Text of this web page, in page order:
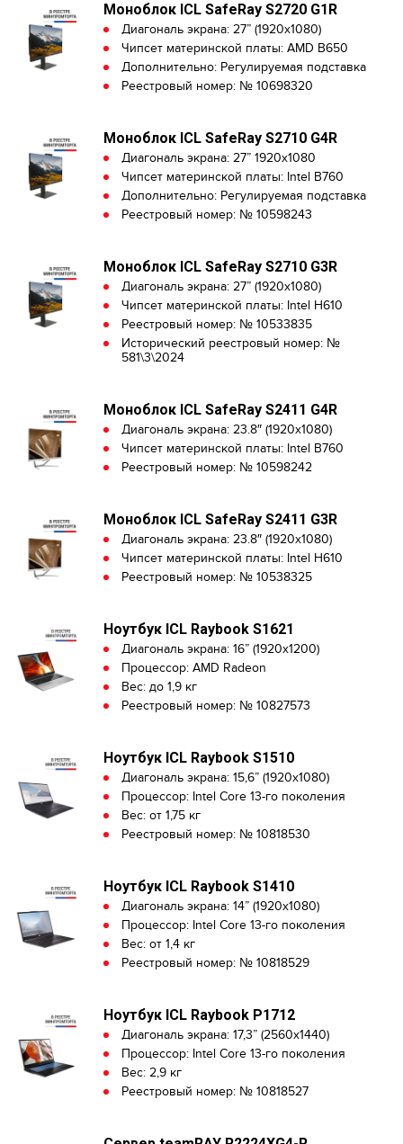
Моноблок ICL SafeRay S2720 G1R
Диагональ экрана: 27” (1920x1080)
Чипсет материнской платы: AMD B650
Дополнительно: Регулируемая подставка
Реестровый номер: № 10698320
Моноблок ICL SafeRay S2710 G4R
Диагональ экрана: 27” 1920x1080
Чипсет материнской платы: Intel B760
Дополнительно: Регулируемая подставка
Реестровый номер: № 10598243
Моноблок ICL SafeRay S2710 G3R
Диагональ экрана: 27” (1920x1080)
Чипсет материнской платы: Intel H610
Реестровый номер: № 10533835
Исторический реестровый номер: №
581\3\2024
Моноблок ICL SafeRay S2411 G4R
Диагональ экрана: 23.8″ (1920х1080)
Чипсет материнской платы: Intel B760
Реестровый номер: № 10598242
Моноблок ICL SafeRay S2411 G3R
Диагональ экрана: 23.8″ (1920х1080)
Чипсет материнской платы: Intel H610
Реестровый номер: № 10538325
Ноутбук ICL Raybook S1621
Диагональ экрана: 16” (1920x1200)
Процессор: AMD Radeon
Вес: до 1,9 кг
Реестровый номер: № 10827573
Ноутбук ICL Raybook S1510
Диагональ экрана: 15,6” (1920x1080)
Процессор: Intel Core 13-го поколения
Вес: от 1,75 кг
Реестровый номер: № 10818530
Ноутбук ICL Raybook S1410
Диагональ экрана: 14” (1920x1080)
Процессор: Intel Core 13-го поколения
Вес: от 1,4 кг
Реестровый номер: № 10818529
Ноутбук ICL Raybook P1712
Диагональ экрана: 17,3” (2560x1440)
Процессор: Intel Core 13-го поколения
Вес: 2,9 кг
Реестровый номер: № 10818527